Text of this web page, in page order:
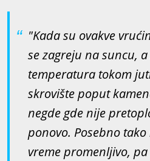
"Kada su ovakve
se zagreju na suncu,
temperatura tokom
skrovište poput
negde gde nije
ponovo. Posebno
vreme promenljivo,